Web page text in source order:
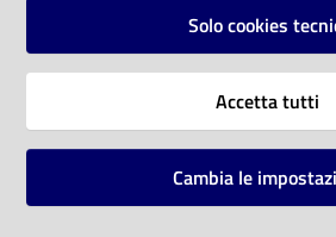
Vai alla pagina
Mappa del sito
Solo cookies
Accetta tutti
Cambia le